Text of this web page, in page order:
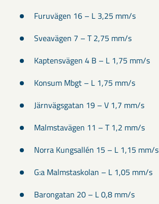
Furuvägen 16 – L 3,25 mm/s
Sveavägen 7 – T 2,75 mm/s
Kaptensvägen 4 B – L 1,75 mm/s
Konsum Mbgt – L 1,75 mm/s
Järnvägsgatan 19 – V 1,7 mm/s
Malmstavägen 11 – T 1,2 mm/s
Norra Kungsallén 15 – L 1,15 mm/s
G:a Malmstaskolan – L 1,05 mm/s
Barongatan 20 – L 0,8 mm/s